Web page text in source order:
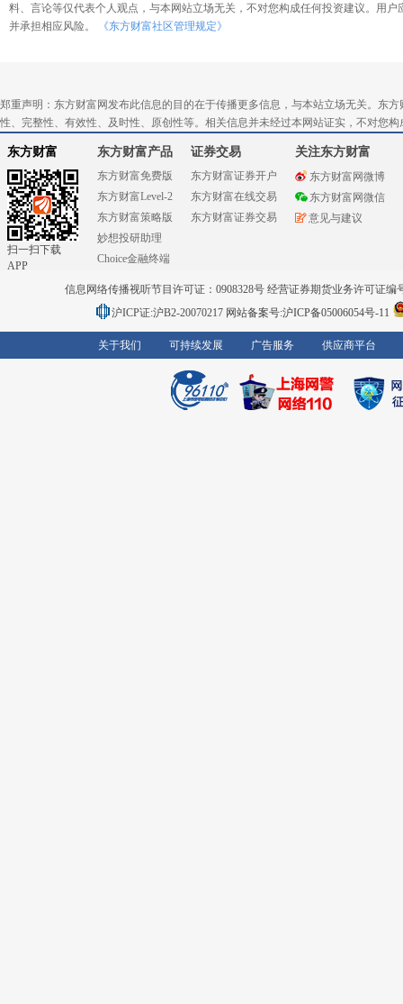
料、言论等仅代表个人观点，与本网站立场无关，不对您构成任何投资建议。用
并承担相应风险。
《东方财富社区管理规定》
郑重声明：东方财富网发布此信息的目的在于传播更多信息，与本站立场无关。东
性、完整性、有效性、及时性、原创性等。相关信息并未经过本网站证实，不对您
东方财富
扫一扫下载
APP
东方财富产品
东方财富免费版
东方财富Level-2
东方财富策略版
妙想投研助理
Choice金融终端
证券交易
东方财富证券开户
东方财富在线交易
东方财富证券交易
关注东方财富
东方财富网微博
东方财富网微信
意见与建议
信息网络传播视听节目许可证：0908328号 经营证券期货业务许可证编
沪ICP证:沪B2-20070217 网站备案号:沪ICP备05006054号-11
关于我们 可持续发展 广告服务 供应商平台